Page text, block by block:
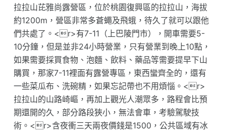
拉拉山芘雅尚露營區，位於桃園復興區的拉拉山，海拔
約1200m，營區非常多蒼蠅及飛蛾，待久了就可以跟他
們共處了。<r>有7-11（上巴陵門市），開車需要5-
10分鐘，但是並非24小時營業，只有營業到晚上10點，
如果需要採買食物、泡麵、飲料、藥品等需要提早下山
購買，那家7-11裡面有露營專區，東西蠻齊全的，還有
一些菜瓜布、洗碗精，如果忘記帶也不用煩惱。<r>
拉拉山的山路崎嶇，再加上觀光人潮眾多，路程會比預
期還開的久，部分路段狹小，無法會車，考驗駕駛技
術。<r>含夜衝三天兩夜價錢是1500，公共區域有冰